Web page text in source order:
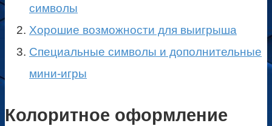
символы
Хорошие возможности для выигрыша
Специальные символы и дополнительные
мини-игры
Колоритное оформление